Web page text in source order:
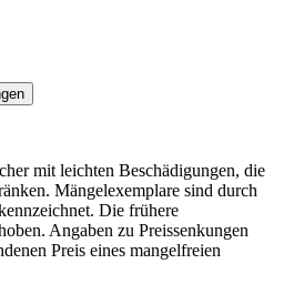
mit leichten Beschädigungen, die
Mängelexemplare sind durch
Die frühere
Angaben zu Preissenkungen
Preis eines mangelfreien